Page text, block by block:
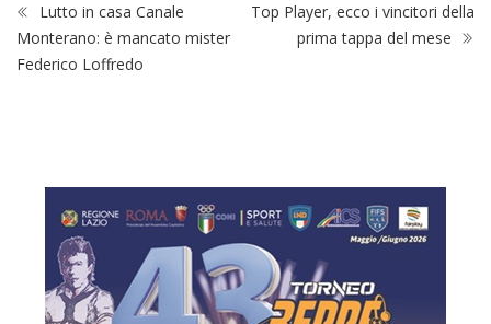
Lutto in casa Canale
Monterano: è mancato mister
Federico Loffredo
Top Player, ecco i vincitori della
prima tappa del mese